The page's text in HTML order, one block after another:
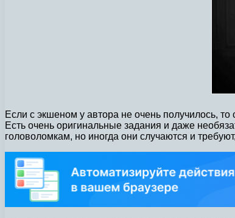
Если с экшеном у автора не очень получилось,
Есть очень оригинальные задания и даже
головоломкам, но иногда они случаются и